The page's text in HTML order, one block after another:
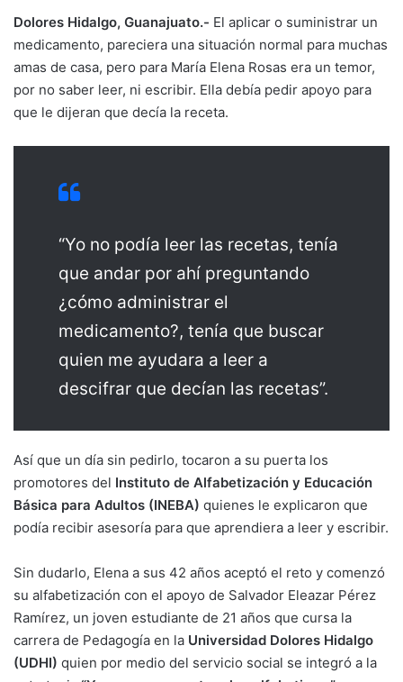
Dolores Hidalgo, Guanajuato.- El aplicar o suministrar un
medicamento, pareciera una situación normal para muchas
amas de casa, pero para María Elena Rosas era un temor,
por no saber leer, ni escribir. Ella debía pedir apoyo para
que le dijeran que decía la receta.
“Yo no podía leer las recetas, tenía
que andar por ahí preguntando
¿cómo administrar el
medicamento?, tenía que buscar
quien me ayudara a leer a
descifrar que decían las recetas”.
Así que un día sin pedirlo, tocaron a su puerta los
promotores del Instituto de Alfabetización y Educación
Básica para Adultos (INEBA) quienes le explicaron que
podía recibir asesoría para que aprendiera a leer y escribir.
Sin dudarlo, Elena a sus 42 años aceptó el reto y comenzó
su alfabetización con el apoyo de Salvador Eleazar Pérez
Ramírez, un joven estudiante de 21 años que cursa la
carrera de Pedagogía en la Universidad Dolores Hidalgo
(UDHI) quien por medio del servicio social se integró a la